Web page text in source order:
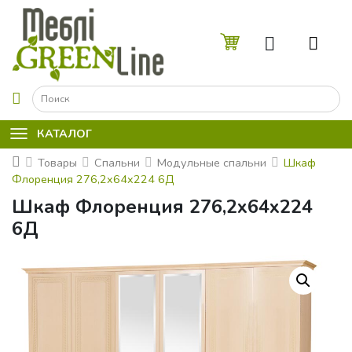
☰
КАТАЛОГ
Товары
Спальни Модульные спальни
Шкаф
Флоренция 276,2x64x224 6Д
Шкаф Флоренция 276,2x64x224
6Д